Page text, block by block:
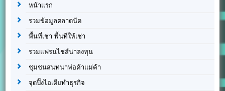
หน้าแรก
รวมข้อมูลตลาดนัด
พื้นที่เช่า พื้นที่ให้เช่า
รวมแฟรนไชส์น่าลงทุน
ชุมชนสนทนาพ่อค้าแม่ค้า
จุดปิ๊งไอเดียทำธุรกิจ